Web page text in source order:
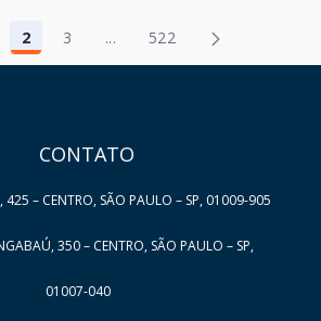
Entradas por Página
Entradas por Página
Página
2 Página
3 ...Páginas intermediárias
Página Página
522
CONTATO
425 – CENTRO, SÃO PAULO – SP, 01009-905
350 – CENTRO, SÃO PAULO – SP,
01007-040